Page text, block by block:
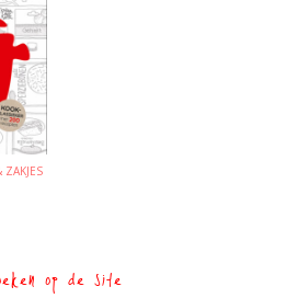
op de site